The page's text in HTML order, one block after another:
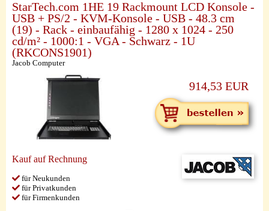
StarTech.com 1HE 19 Rackmount LCD Konsole -
USB + PS/2 - KVM-Konsole - USB - 48.3 cm
(19) - Rack - einbaufähig - 1280 x 1024 - 250
cd/m² - 1000:1 - VGA - Schwarz - 1U
(RKCONS1901)
Jacob Computer
914,53 EUR
Kauf auf Rechnung
für Neukunden
für Privatkunden
für Firmenkunden